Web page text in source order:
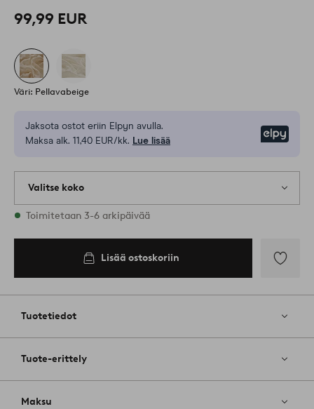
99,99 EUR
Väri: Pellavabeige
Jaksota ostot eriin Elpyn avulla.
Maksa alk. 11,40 EUR/kk. Lue lisää
Valitse koko
Varastossa on kaikkia kokoja
Toimitetaan 3-6 arkipäivää
Lisää ostoskoriin
Tuotetiedot
Tuote-erittely
Maksu